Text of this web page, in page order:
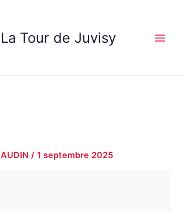
La Tour de Juvisy
/1 septembre 2025